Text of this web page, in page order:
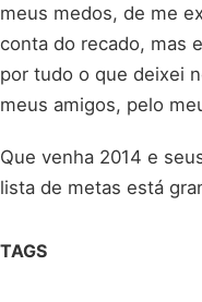
meus medos, de me
conta do recado, mas
por tudo o que deixei
meus amigos, pelo
Que venha 2014 e
lista de metas está
TAGS